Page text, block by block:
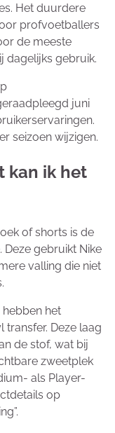
Het duurdere
profvoetballers
de meeste
dagelijks gebruik.
juni
seizoen wijzigen.
kan ik het
of shorts is de
Deze gebruikt Nike
valling die niet
het
Deze laag
de stof, wat bij
zweetplek
als Player-
op